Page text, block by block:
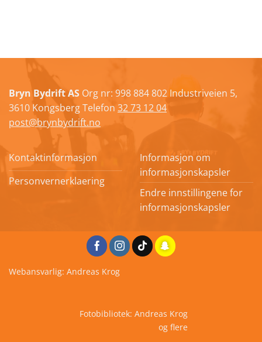
Bryn Bydrift AS Org nr: 998 884 802 Industriveien 5,
3610 Kongsberg Telefon 32 73 12 04
post@brynbydrift.no
Kontaktinformasjon
Personvernerklaering
Informasjon om
informasjonskapsler
Endre innstillingene for
informasjonskapsler
Webansvarlig: Andreas Krog
Fotobibliotek: Andreas Krog
og flere